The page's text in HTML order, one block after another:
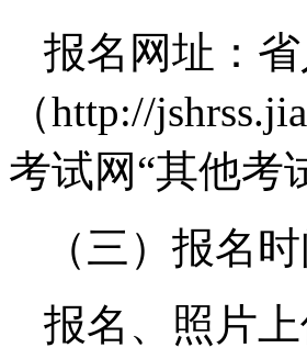
报名网址：
（http://
考试网“其他考
（三）报名
报名、照片